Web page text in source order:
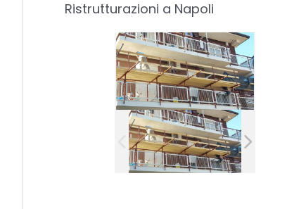
Ristrutturazioni a Napoli